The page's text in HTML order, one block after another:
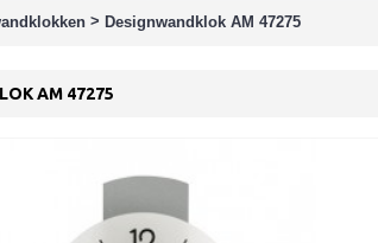
> Designwandklok AM 47275
AM 47275